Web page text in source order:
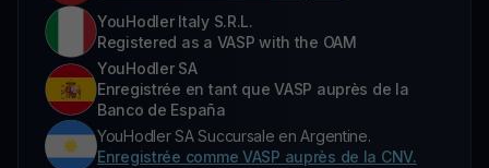
YouHodler Italy S.R.L.
Registered as a VASP with the OAM
YouHodler SA
Enregistrée en tant que VASP auprès de la
Banco de España
YouHodler SA Succursale en Argentine.
Enregistrée comme VASP auprès de la CNV.